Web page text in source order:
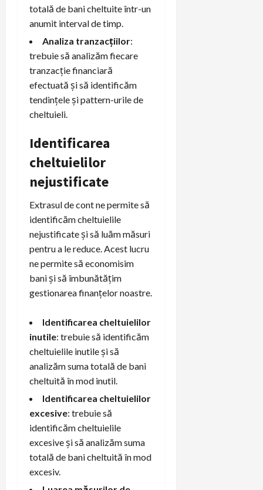
totală de bani cheltuite într-un
anumit interval de timp.
Analiza tranzacțiilor:
trebuie să analizăm fiecare
tranzacție financiară
efectuată și să identificăm
tendințele și pattern-urile de
cheltuieli.
Identificarea
cheltuielilor
nejustificate
Extrasul de cont ne permite să
identificăm cheltuielile
nejustificate și să luăm măsuri
pentru a le reduce. Acest lucru
ne permite să economisim
bani și să îmbunătățim
gestionarea finanțelor noastre.
Identificarea cheltuielilor
inutile: trebuie să identificăm
cheltuielile inutile și să
analizăm suma totală de bani
cheltuită în mod inutil.
Identificarea cheltuielilor
excesive: trebuie să
identificăm cheltuielile
excesive și să analizăm suma
totală de bani cheltuită în mod
excesiv.